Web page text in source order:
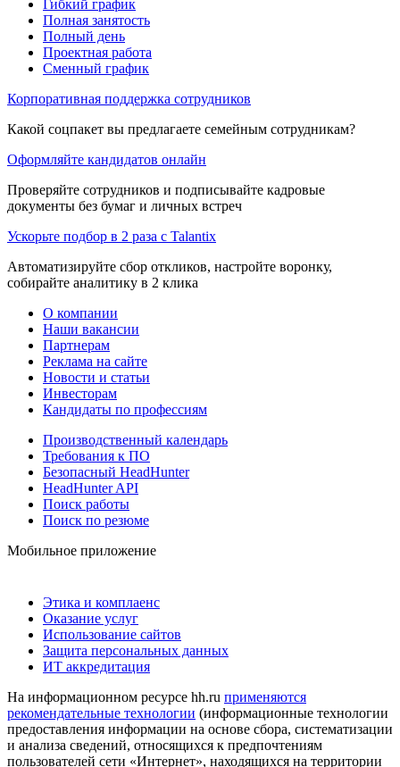
Гибкий график
Полная занятость
Полный день
Проектная работа
Сменный график
Корпоративная поддержка сотрудников
Какой соцпакет вы предлагаете семейным сотрудникам?
Оформляйте кандидатов онлайн
Проверяйте сотрудников и подписывайте кадровые
документы без бумаг и личных встреч
Ускорьте подбор в 2 раза с Talantix
Автоматизируйте сбор откликов, настройте воронку,
собирайте аналитику в 2 клика
О компании
Наши вакансии
Партнерам
Реклама на сайте
Новости и статьи
Инвесторам
Кандидаты по профессиям
Производственный календарь
Требования к ПО
Безопасный HeadHunter
HeadHunter API
Поиск работы
Поиск по резюме
Мобильное приложение
Этика и комплаенс
Оказание услуг
Использование сайтов
Защита персональных данных
ИТ аккредитация
На информационном ресурсе hh.ru применяются
рекомендательные технологии (информационные технологии
предоставления информации на основе сбора, систематизации
и анализа сведений, относящихся к предпочтениям
пользователей сети «Интернет», находящихся на территории